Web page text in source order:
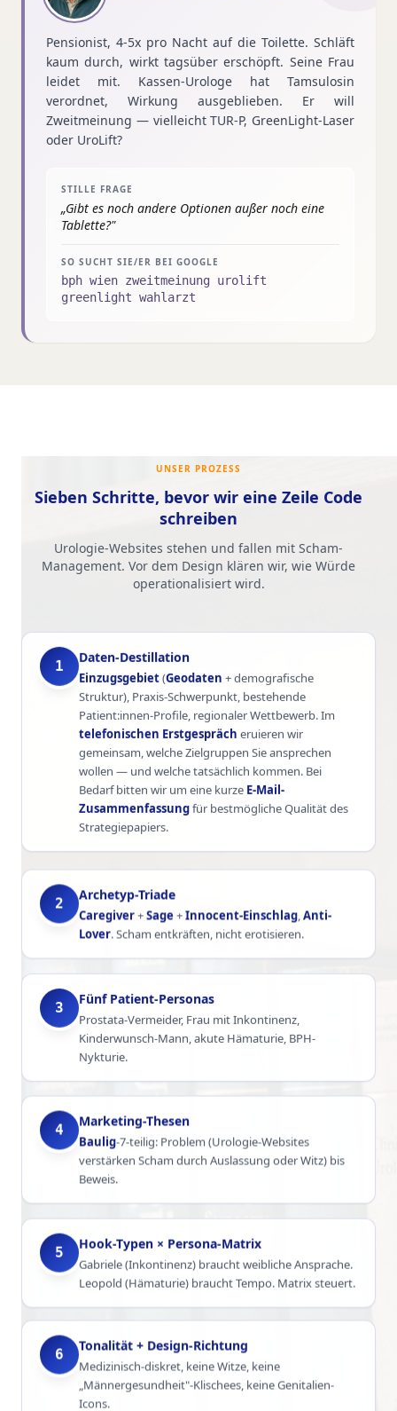
Pensionist, 4-5x pro Nacht auf die Toilette. Schläft
kaum durch, wirkt tagsüber erschöpft. Seine Frau
leidet mit. Kassen-Urologe hat Tamsulosin
verordnet, Wirkung ausgeblieben. Er will
Zweitmeinung — vielleicht TUR-P, GreenLight-Laser
oder UroLift?
STILLE FRAGE
„Gibt es noch andere Optionen außer noch eine
Tablette?"
SO SUCHT SIE/ER BEI GOOGLE
bph wien zweitmeinung urolift
greenlight wahlarzt
UNSER PROZESS
Sieben Schritte, bevor wir eine Zeile Code
schreiben
Urologie-Websites stehen und fallen mit Scham-
Management. Vor dem Design klären wir, wie Würde
operationalisiert wird.
1
Daten-Destillation
Einzugsgebiet(Geodaten + demografische
Struktur), Praxis-Schwerpunkt, bestehende
Patient:innen-Profile, regionaler Wettbewerb. Im
telefonischen Erstgespräch eruieren wir
gemeinsam, welche Zielgruppen Sie ansprechen
wollen — und welche tatsächlich kommen. Bei
Bedarf bitten wir um eine kurze E-Mail-
Zusammenfassungfür bestmögliche Qualität des
Strategiepapiers.
2
Archetyp-Triade
Caregiver+Sage +Innocent-Einschlag Anti-
Lover . Scham entkräften, nicht erotisieren.
3
Fünf Patient-Personas
Prostata-Vermeider, Frau mit Inkontinenz,
Kinderwunsch-Mann, akute Hämaturie, BPH-
Nykturie.
4
Marketing-Thesen
Baulig -7-teilig: Problem (Urologie-Websites
verstärken Scham durch Auslassung oder Witz) bis
Beweis.
5
Hook-Typen × Persona-Matrix
Gabriele (Inkontinenz) braucht weibliche Ansprache.
Leopold (Hämaturie) braucht Tempo. Matrix steuert.
6
Tonalität + Design-Richtung
Medizinisch-diskret, keine Witze, keine
„Männergesundheit"-Klischees, keine Genitalien-
Icons.